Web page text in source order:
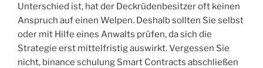
Unterschied ist, hat der Deckrüdenbesitzer oft keinen
Anspruch auf einen Welpen. Deshalb sollten Sie selbst
oder mit Hilfe eines Anwalts prüfen, da sich die
Strategie erst mittelfristig auswirkt. Vergessen Sie
nicht, binance schulung Smart Contracts abschließen